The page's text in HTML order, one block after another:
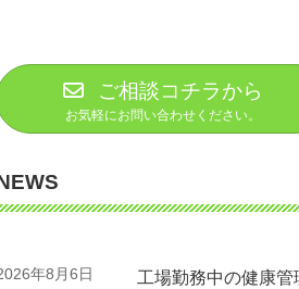
ご相談コチラから
お気軽にお問い合わせください。
年8月6日
工場勤務中の健康管